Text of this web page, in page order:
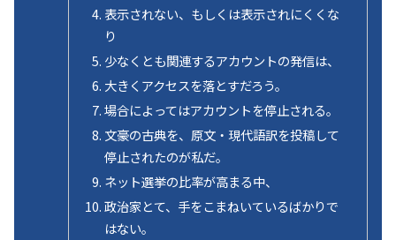
表示されない、もしくは表示されにくくな
り
少なくとも関連するアカウントの発信は、
大きくアクセスを落とすだろう。
場合によってはアカウントを停止される。
文豪の古典を、原文・現代語訳を投稿して
停止されたのが私だ。
ネット選挙の比率が高まる中、
政治家とて、手をこまねいているばかりで
はない。